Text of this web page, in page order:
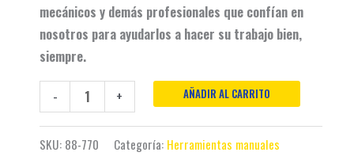
mecánicos y demás profesionales que confían en
nosotros para ayudarlos a hacer su trabajo bien,
siempre.
- + AÑADIR AL CARRITO
SKU: 88-770 Categoría: Herramientas manuales